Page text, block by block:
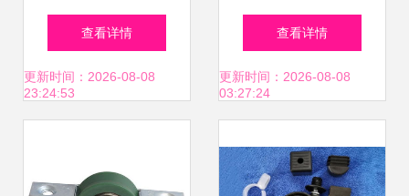
品参考信息详解
查看详情
更新时间：2026-08-08
23:24:53
件，山东胜阳五金
制品实力解析
查看详情
更新时间：2026-08-08
03:27:24